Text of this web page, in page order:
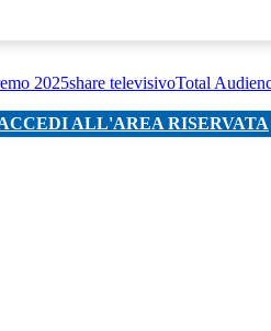
2025share televisivoTotal
ALL'AREA RISERVATA